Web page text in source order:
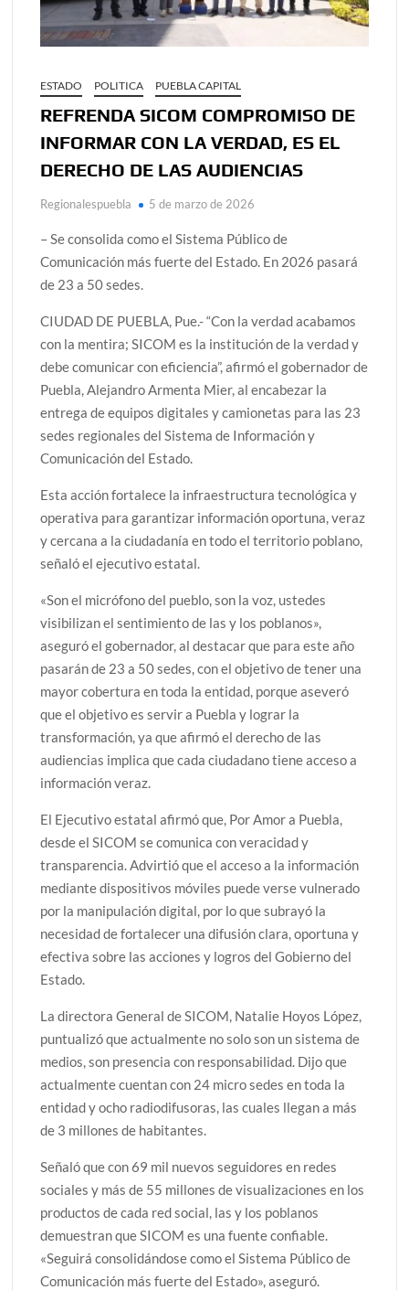
ESTADO POLITICA PUEBLA CAPITAL
REFRENDA SICOM COMPROMISO DE
INFORMAR CON LA VERDAD, ES EL
DERECHO DE LAS AUDIENCIAS
Regionalespuebla 5 de marzo de 2026
– Se consolida como el Sistema Público de
Comunicación más fuerte del Estado. En 2026 pasará
de 23 a 50 sedes.
CIUDAD DE PUEBLA, Pue.- “Con la verdad acabamos
con la mentira; SICOM es la institución de la verdad y
debe comunicar con eficiencia”, afirmó el gobernador de
Puebla, Alejandro Armenta Mier, al encabezar la
entrega de equipos digitales y camionetas para las 23
sedes regionales del Sistema de Información y
Comunicación del Estado.
Esta acción fortalece la infraestructura tecnológica y
operativa para garantizar información oportuna, veraz
y cercana a la ciudadanía en todo el territorio poblano,
señaló el ejecutivo estatal.
«Son el micrófono del pueblo, son la voz, ustedes
visibilizan el sentimiento de las y los poblanos»,
aseguró el gobernador, al destacar que para este año
pasarán de 23 a 50 sedes, con el objetivo de tener una
mayor cobertura en toda la entidad, porque aseveró
que el objetivo es servir a Puebla y lograr la
transformación, ya que afirmó el derecho de las
audiencias implica que cada ciudadano tiene acceso a
información veraz.
El Ejecutivo estatal afirmó que, Por Amor a Puebla,
desde el SICOM se comunica con veracidad y
transparencia. Advirtió que el acceso a la información
mediante dispositivos móviles puede verse vulnerado
por la manipulación digital, por lo que subrayó la
necesidad de fortalecer una difusión clara, oportuna y
efectiva sobre las acciones y logros del Gobierno del
Estado.
La directora General de SICOM, Natalie Hoyos López,
puntualizó que actualmente no solo son un sistema de
medios, son presencia con responsabilidad. Dijo que
actualmente cuentan con 24 micro sedes en toda la
entidad y ocho radiodifusoras, las cuales llegan a más
de 3 millones de habitantes.
Señaló que con 69 mil nuevos seguidores en redes
sociales y más de 55 millones de visualizaciones en los
productos de cada red social, las y los poblanos
demuestran que SICOM es una fuente confiable.
«Seguirá consolidándose como el Sistema Público de
Comunicación más fuerte del Estado», aseguró.